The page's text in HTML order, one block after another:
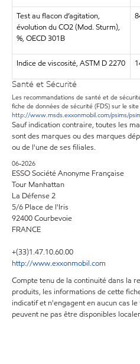
Test au flacon d’agitation,
évolution du CO2 (Mod. Sturm),
%, OECD 301B
Indice de viscosité, ASTM D 2270
Santé et Sécurité
Les recommandations de santé et de
fiche de données de sécurité (FDS) sur le site
http://www.msds.exxonmobil.com/psims/
Sauf indication contraire, toutes les
sont des marques ou des marques
ou de l'une de ses filiales.
06-2026
ESSO Société Anonyme Française
Tour Manhattan
La Défense 2
5/6 Place de l'Iris
92400 Courbevoie
FRANCE
+(33)1.47.10.60.00
http://www.exxonmobil.com
Compte tenu de la continuité dans la
produits, les informations de cette
indicatif et n'engagent en aucun cas
peuvent ne pas être disponibles